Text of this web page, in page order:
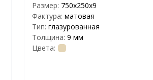
Размер: 750х250х9
Фактура: матовая
Тип: глазурованная
Толщина: 9 мм
Цвета: